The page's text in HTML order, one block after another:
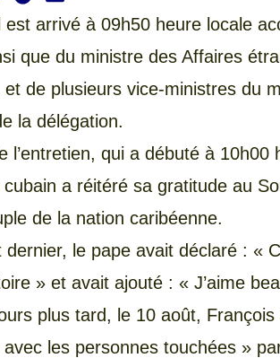
est arrivé à 09h50 heure locale
que du ministre des Affaires
de plusieurs vice-ministres du
la délégation.
l’entretien, qui a débuté à
cubain a réitéré sa gratitude au
de la nation caribéenne.
dernier, le pape avait déclaré : «
» et avait ajouté : « J’aime
plus tard, le 10 août,
avec les personnes touchées »